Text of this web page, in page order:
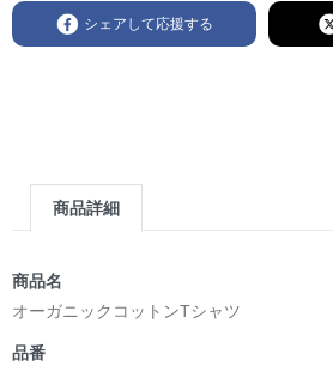
＜著者＞ 凛々風 猛 -リリカゼタケル
日本語版: https://amzn.asia/d/
[主人公である小説家の遺作]を絵本化。
＜小説/絵本版＞ 凛々風猛 -
英語版: https://amzn.asia/d/8u7Cebe
＿＿＿＿＿＿＿＿＿＿＿＿＿＿＿＿＿
＜著者: 絵本/挿画作成＞ 凛々風 猛 -リ
シェアして応援する
商品詳細
商品名
オーガニックコットンTシャツ
品番